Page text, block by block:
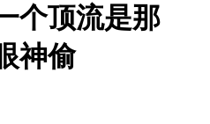
个顶流是那
神偷